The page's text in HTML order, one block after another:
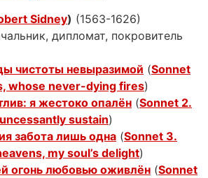
Sidney) (1563-1626)
дипломат, покровитель
чистоты невыразимой (Sonnet
whose never-dying fires)
я жестоко опалён (Sonnet 2.
sustain)
забота лишь одна (Sonnet 3.
my soul’s delight)
огонь любовью оживлён (Sonnet